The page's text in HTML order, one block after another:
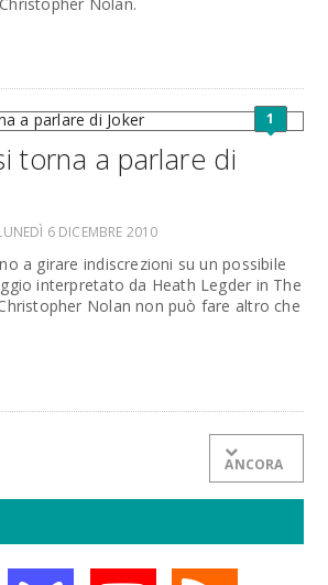
1
torna a parlare di
6 DICEMBRE 2010
a girare indiscrezioni su un possibile
interpretato da Heath Legder in The
Nolan non può fare altro che
ANCORA